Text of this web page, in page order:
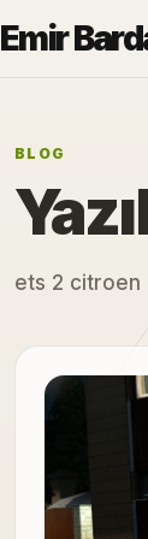
Emir
BLOG
ets 2 citroen